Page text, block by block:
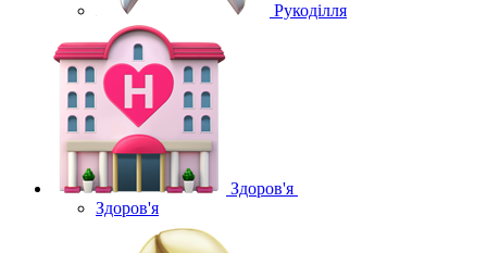
Рукоділля
Здоров'я
Здоров'я